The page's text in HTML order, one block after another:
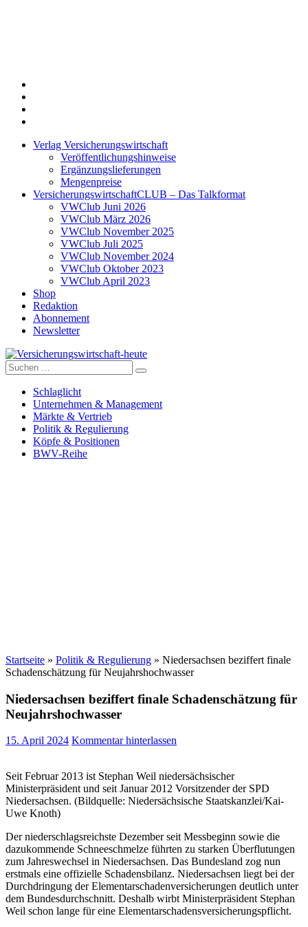
Verlag Versicherungswirtschaft
Veröffentlichungshinweise
Ergänzungslieferungen
Mengenpreise
VersicherungswirtschaftCLUB – Das Talkformat
VWClub Juni 2026
VWClub März 2026
VWClub November 2025
VWClub Juli 2025
VWClub November 2024
VWClub Oktober 2023
VWClub April 2023
Shop
Redaktion
Abonnement
Newsletter
Versicherungswirtschaft-heute
Suche
nach:
Schlaglicht
Unternehmen & Management
Märkte & Vertrieb
Politik & Regulierung
Köpfe & Positionen
BWV-Reihe
Startseite » Politik & Regulierung » Niedersachsen beziffert finale
Schadenschätzung für Neujahrshochwasser
Niedersachsen beziffert finale Schadenschätzung für
Neujahrshochwasser
15. April 2024 Kommentar hinterlassen
Seit Februar 2013 ist Stephan Weil niedersächsischer
Ministerpräsident und seit Januar 2012 Vorsitzender der SPD
Niedersachsen. (Bildquelle: Niedersächsische Staatskanzlei/Kai-
Uwe Knoth)
Der niederschlagsreichste Dezember seit Messbeginn sowie die
dazukommende Schneeschmelze führten zu starken Überflutungen
zum Jahreswechsel in Niedersachsen. Das Bundesland zog nun
erstmals eine offizielle Schadensbilanz. Niedersachsen liegt bei der
Durchdringung der Elementarschadenversicherungen deutlich unter
dem Bundesdurchschnitt. Deshalb wirbt Ministerpräsident Stephan
Weil schon lange für eine Elementarschadensversicherungspflicht.